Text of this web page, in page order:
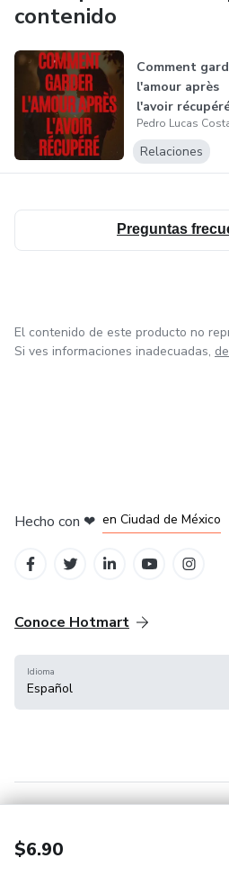
contenido
Comment
l'amour après
l'avoir
Pedro Lucas
Relaciones
Preguntas
$6.90
El contenido de este producto no
Si ves informaciones inadecuadas,
Hecho con ❤ en Ciudad de México
Conoce Hotmart
Idioma
Español